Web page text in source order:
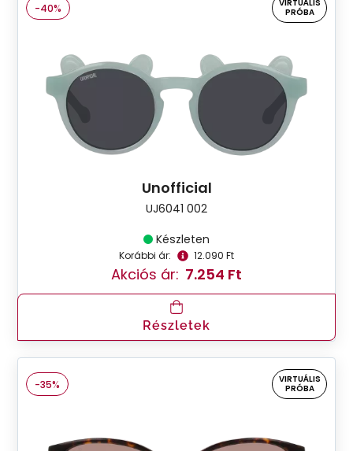
-40%
VIRTUÁLIS
PRÓBA
Unofficial
UJ6041 002
Készleten
Korábbi ár: 12.090 Ft
Akciós ár: 7.254 Ft
Részletek
-35%
VIRTUÁLIS
PRÓBA